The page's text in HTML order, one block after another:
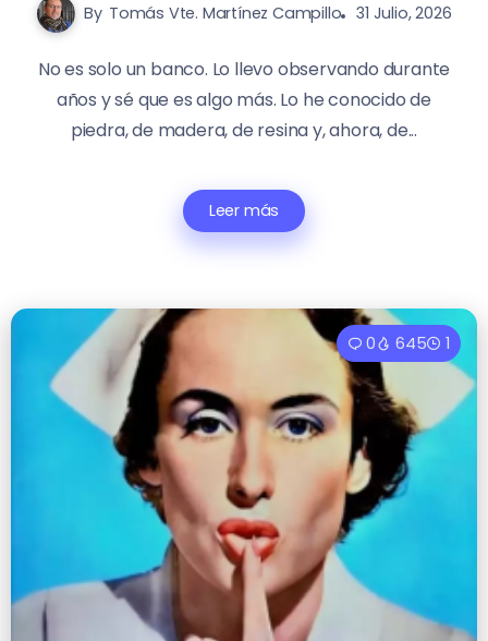
By Tomás Vte. Martínez Campillo 31 Julio, 2026
No es solo un banco. Lo llevo observando durante
años y sé que es algo más. Lo he conocido de
piedra, de madera, de resina y, ahora, de...
Leer más
0 645 1